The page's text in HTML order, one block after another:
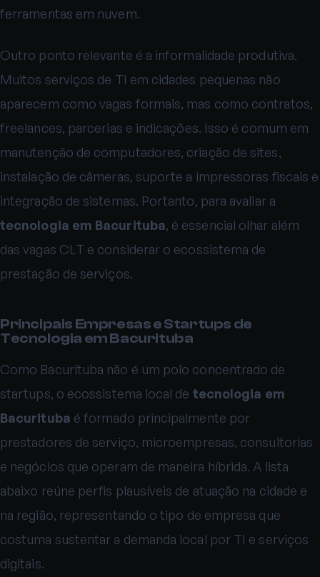
ferramentas em nuvem.
Outro ponto relevante é a informalidade produtiva.
Muitos serviços de TI em cidades pequenas não
aparecem como vagas formais, mas como contratos,
freelances, parcerias e indicações. Isso é comum em
manutenção de computadores, criação de sites,
instalação de câmeras, suporte a impressoras fiscais e
integração de sistemas. Portanto, para avaliar a
tecnologia em Bacurituba, é essencial olhar além
das vagas CLT e considerar o ecossistema de
prestação de serviços.
Principais Empresas e Startups de
Tecnologia em Bacurituba
Como Bacurituba não é um polo concentrado de
startups, o ecossistema local de tecnologia em
Bacurituba é formado principalmente por
prestadores de serviço, microempresas, consultorias
e negócios que operam de maneira híbrida. A lista
abaixo reúne perfis plausíveis de atuação na cidade e
na região, representando o tipo de empresa que
costuma sustentar a demanda local por TI e serviços
digitais.